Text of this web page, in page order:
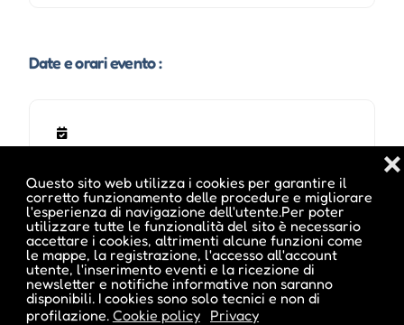
Questo sito web utilizza i cookies per garantire il
corretto funzionamento delle procedure e migliorare
l'esperienza di navigazione dell'utente.Per poter
utilizzare tutte le funzionalità del sito è necessario
accettare i cookies, altrimenti alcune funzioni come
le mappe, la registrazione, l'accesso all'account
utente, l'inserimento eventi e la ricezione di
newsletter e notifiche informative non saranno
disponibili. I cookies sono solo tecnici e non di
profilazione. Cookie policy Privacy
❌
Date e orari evento :
Pubblicato da :